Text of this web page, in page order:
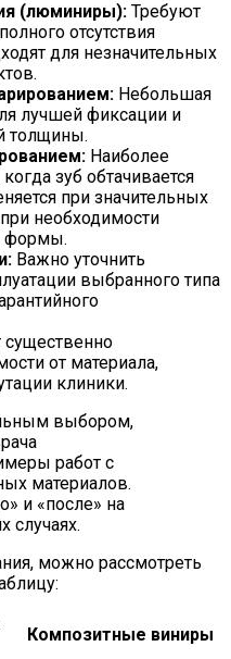
(люминиры): Требуют
отсутствия
для незначительных
Небольшая
лучшей фиксации и
толщины.
Наиболее
зуб обтачивается
при значительных
необходимости
формы.
Важно уточнить
выбранного типа
от материала,
клиники.
выбором,
работ с
материалов.
и «после» на
случаях.
можно рассмотреть
Композитные виниры